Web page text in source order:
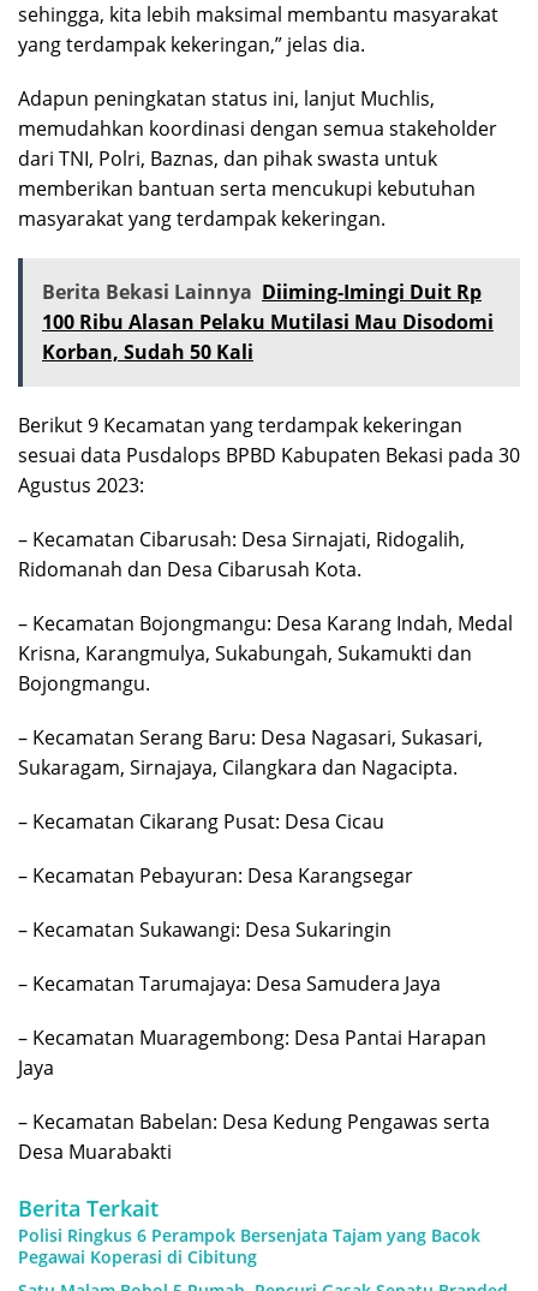
sehingga, kita lebih maksimal membantu masyarakat
yang terdampak kekeringan,” jelas dia.
Adapun peningkatan status ini, lanjut Muchlis,
memudahkan koordinasi dengan semua stakeholder
dari TNI, Polri, Baznas, dan pihak swasta untuk
memberikan bantuan serta mencukupi kebutuhan
masyarakat yang terdampak kekeringan.
Berita Bekasi Lainnya Diiming-Imingi Duit Rp
100 Ribu Alasan Pelaku Mutilasi Mau Disodomi
Korban, Sudah 50 Kali
Berikut 9 Kecamatan yang terdampak kekeringan
sesuai data Pusdalops BPBD Kabupaten Bekasi pada 30
Agustus 2023:
– Kecamatan Cibarusah: Desa Sirnajati, Ridogalih,
Ridomanah dan Desa Cibarusah Kota.
– Kecamatan Bojongmangu: Desa Karang Indah, Medal
Krisna, Karangmulya, Sukabungah, Sukamukti dan
Bojongmangu.
– Kecamatan Serang Baru: Desa Nagasari, Sukasari,
Sukaragam, Sirnajaya, Cilangkara dan Nagacipta.
– Kecamatan Cikarang Pusat: Desa Cicau
– Kecamatan Pebayuran: Desa Karangsegar
– Kecamatan Sukawangi: Desa Sukaringin
– Kecamatan Tarumajaya: Desa Samudera Jaya
– Kecamatan Muaragembong: Desa Pantai Harapan
Jaya
– Kecamatan Babelan: Desa Kedung Pengawas serta
Desa Muarabakti
Berita Terkait
Polisi Ringkus 6 Perampok Bersenjata Tajam yang Bacok
Pegawai Koperasi di Cibitung